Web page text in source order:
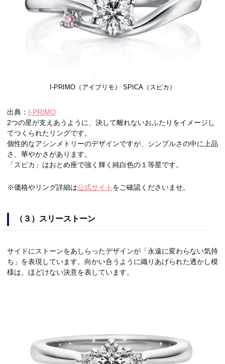
I-PRIMO（アイプリモ） SPICA（スピカ）
出典： I-PRIMO
2つの星が支えあうように、決して離れないおふたりをイメージし
てつくられたリングです。
個性的なアシンメトリーのデザインですが、シンプルさの中に上品
さ、華やかさがあります。
「スピカ」はおとめ座で強く輝く純白色の１等星です。
※価格やリング詳細は公式サイト をご確認くださいませ。
（３）スリーストーン
サイドにストーンをあしらったデザインが「永遠に変わらない気持
ち」を表現しています。向かい合うように織りあげられた透かし模
様は、ほどけない決意を表しています。